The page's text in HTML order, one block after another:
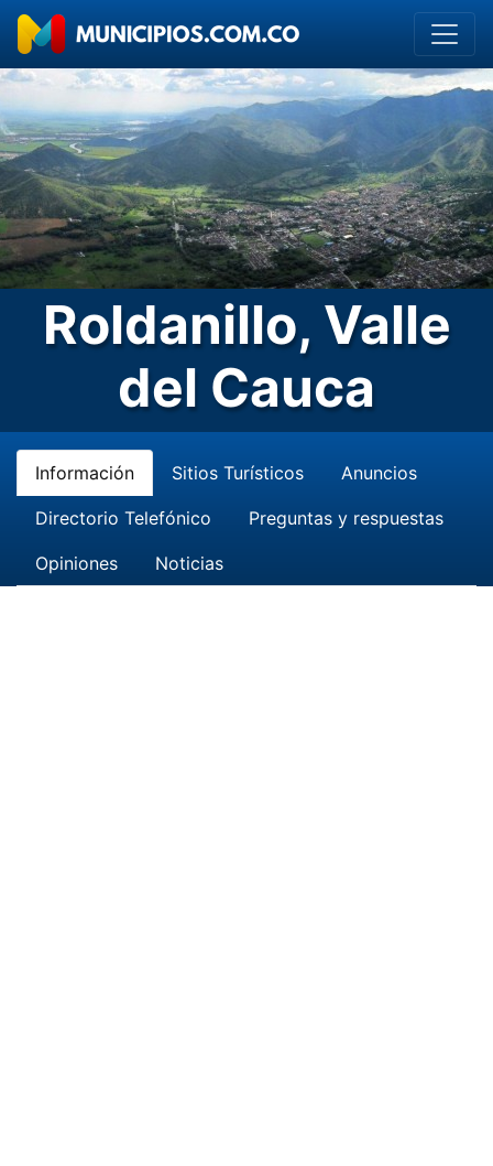
Roldanillo, Valle
del Cauca
Información Sitios Turísticos Anuncios
Directorio Telefónico Preguntas y respuestas
Opiniones Noticias